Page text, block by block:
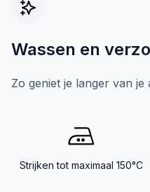
Wassen en
Zo geniet je langer van je
Strijken tot maximaal 150°C